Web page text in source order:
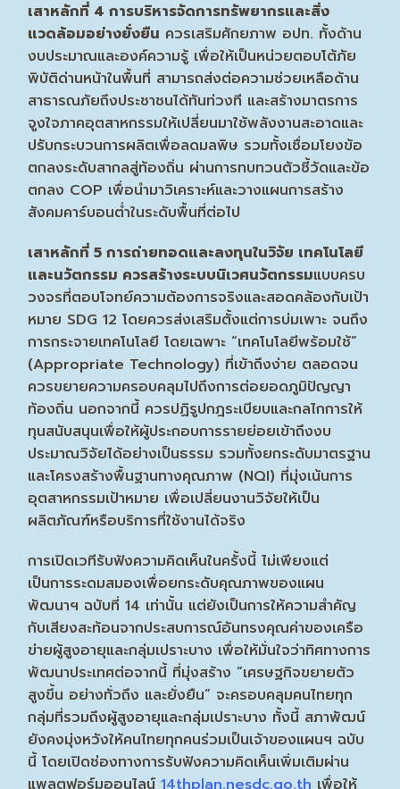
เสาหลักที่ 4 การบริหารจัดการทรัพยากรและสิ่ง
แวดล้อมอย่างยั่งยืน ควรเสริมศักยภาพ อปท. ทั้งด้าน
งบประมาณและองค์ความรู้ เพื่อให้เป็นหน่วยตอบโต้ภัย
พิบัติด่านหน้าในพื้นที่ สามารถส่งต่อความช่วยเหลือด้าน
สาธารณภัยถึงประชาชนได้ทันท่วงที และสร้างมาตรการ
จูงใจภาคอุตสาหกรรมให้เปลี่ยนมาใช้พลังงานสะอาดและ
ปรับกระบวนการผลิตเพื่อลดมลพิษ รวมทั้งเชื่อมโยงข้อ
ตกลงระดับสากลสู่ท้องถิ่น ผ่านการทบทวนตัวชี้วัดและข้อ
ตกลง COP เพื่อนำมาวิเคราะห์และวางแผนการสร้าง
สังคมคาร์บอนต่ำในระดับพื้นที่ต่อไป
เสาหลักที่ 5 การถ่ายทอดและลงทุนในวิจัย เทคโนโลยี
และนวัตกรรม ควรสร้างระบบนิเวศนวัตกรรมแบบครบ
วงจรที่ตอบโจทย์ความต้องการจริงและสอดคล้องกับเป้า
หมาย SDG 12 โดยควรส่งเสริมตั้งแต่การบ่มเพาะ จนถึง
การกระจายเทคโนโลยี โดยเฉพาะ “เทคโนโลยีพร้อมใช้”
(Appropriate Technology) ที่เข้าถึงง่าย ตลอดจน
ควรขยายความครอบคลุมไปถึงการต่อยอดภูมิปัญญา
ท้องถิ่น นอกจากนี้ ควรปฏิรูปกฎระเบียบและกลไกการให้
ทุนสนับสนุนเพื่อให้ผู้ประกอบการรายย่อยเข้าถึงงบ
ประมาณวิจัยได้อย่างเป็นธรรม รวมทั้งยกระดับมาตรฐาน
และโครงสร้างพื้นฐานทางคุณภาพ (NQI) ที่มุ่งเน้นการ
อุตสาหกรรมเป้าหมาย เพื่อเปลี่ยนงานวิจัยให้เป็น
ผลิตภัณฑ์หรือบริการที่ใช้งานได้จริง
การเปิดเวทีรับฟังความคิดเห็นในครั้งนี้ ไม่เพียงแต่
เป็นการระดมสมองเพื่อยกระดับคุณภาพของแผน
พัฒนาฯ ฉบับที่ 14 เท่านั้น แต่ยังเป็นการให้ความสำคัญ
กับเสียงสะท้อนจากประสบการณ์อันทรงคุณค่าของเครือ
ข่ายผู้สูงอายุและกลุ่มเปราะบาง เพื่อให้มั่นใจว่าทิศทางการ
พัฒนาประเทศต่อจากนี้ ที่มุ่งสร้าง “เศรษฐกิจขยายตัว
สูงขึ้น อย่างทั่วถึง และยั่งยืน” จะครอบคลุมคนไทยทุก
กลุ่มที่รวมถึงผู้สูงอายุและกลุ่มเปราะบาง ทั้งนี้ สภาพัฒน์
ยังคงมุ่งหวังให้คนไทยทุกคนร่วมเป็นเจ้าของแผนฯ ฉบับ
นี้ โดยเปิดช่องทางการรับฟังความคิดเห็นเพิ่มเติมผ่าน